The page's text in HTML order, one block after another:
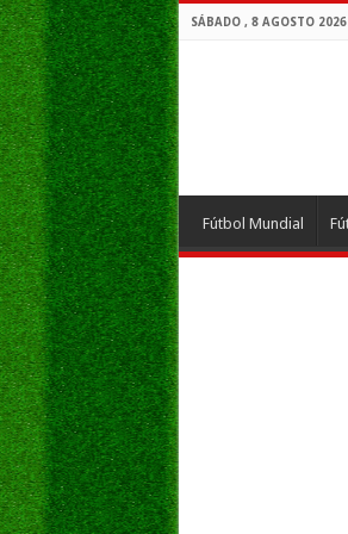
SÁBADO , 8 AGOSTO 2026
Fútbol Mundial